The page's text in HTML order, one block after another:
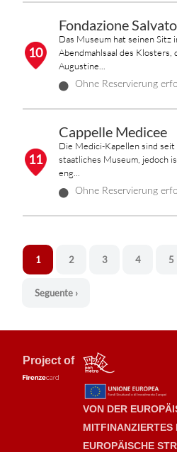
10
Fondazione
Das Museum hat seinen Sitz
Abendmahlsaal des Klosters,
Augustine...
Ohne Reservierung
11
Cappelle Medicee
Die Medici-Kapellen sind
staatliches Museum, jedoch
eng...
Ohne Reservierung
1 2 3 4 5
Seguente ›
Project of
VON DER
MITFINANZIERTES
EUROPÄISCHE